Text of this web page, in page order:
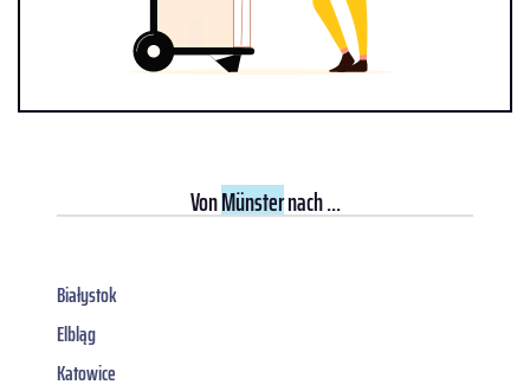
VonMünsternach ...
Białystok
Elbląg
Katowice